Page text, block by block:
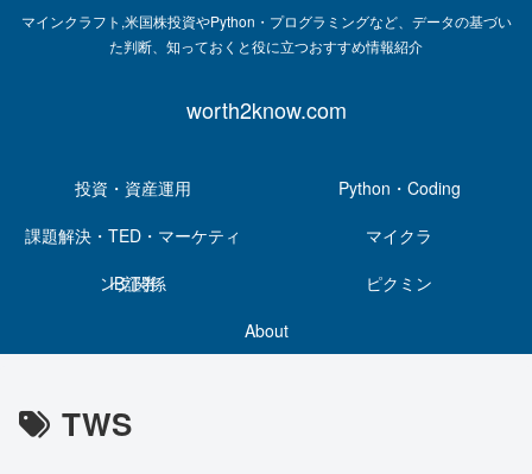
マインクラフト,米国株投資やPython・プログラミングなど、データの基づい
た判断、知っておくと役に立つおすすめ情報紹介
worth2know.com
投資・資産運用
Python・Coding
課題解決・TED・マーケティ
ング関係
マイクラ
IB証券
ピクミン
About
TWS